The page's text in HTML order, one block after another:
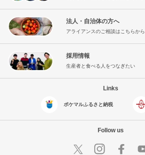
法人・自治体の方へ
アライアンスのご相談はこちらから
採用情報
生産者と食べる人をつなぎたい
Links
ポケマルふるさと納税
Follow us